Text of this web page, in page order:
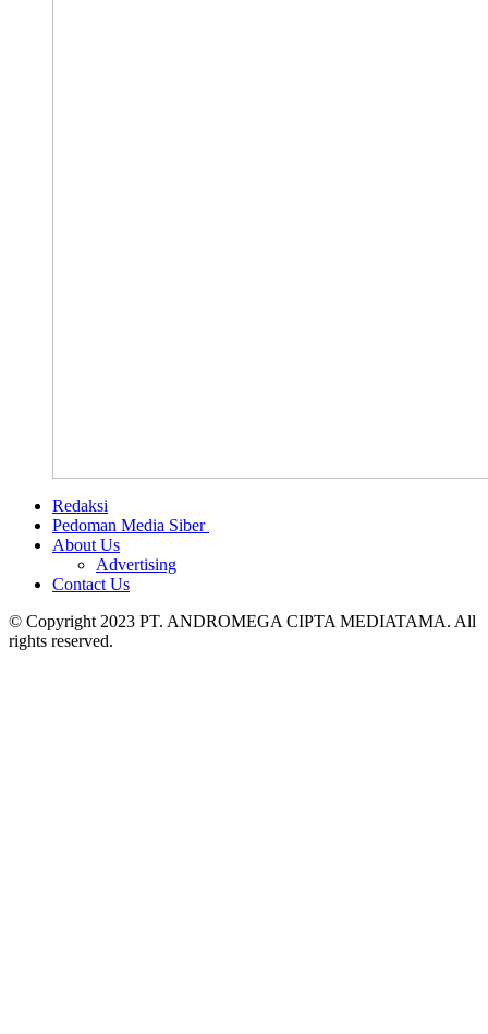
Redaksi
Pedoman Media Siber
About Us
Advertising
Contact Us
© Copyright 2023 PT. ANDROMEGA CIPTA MEDIATAMA. All
rights reserved.